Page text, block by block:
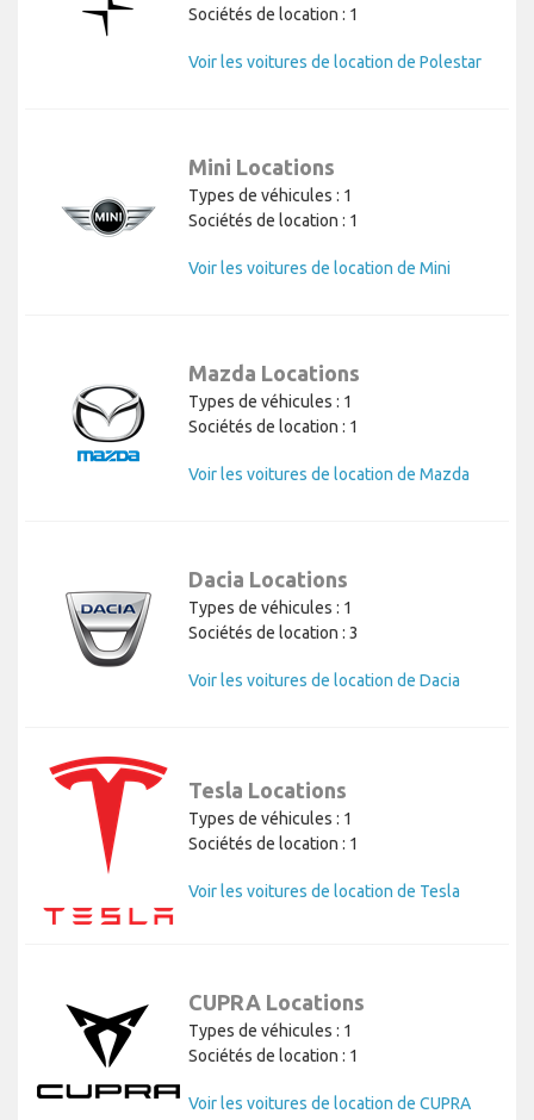
Sociétés de location : 1
Voir les voitures de location de Polestar
Mini Locations
Types de véhicules : 1
Sociétés de location : 1
Voir les voitures de location de Mini
Mazda Locations
Types de véhicules : 1
Sociétés de location : 1
Voir les voitures de location de Mazda
Dacia Locations
Types de véhicules : 1
Sociétés de location : 3
Voir les voitures de location de Dacia
Tesla Locations
Types de véhicules : 1
Sociétés de location : 1
Voir les voitures de location de Tesla
CUPRA Locations
Types de véhicules : 1
Sociétés de location : 1
Voir les voitures de location de CUPRA